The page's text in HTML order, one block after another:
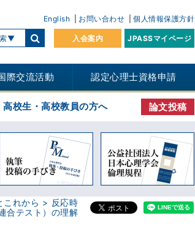
English お問い合わせ 個人情報保護方針
入会案内 JPASSマイページ
際交流活動 認定心理士資格申請
高校生・高校教員の方へ 論文投稿
れから
反応時
合テスト）の理解